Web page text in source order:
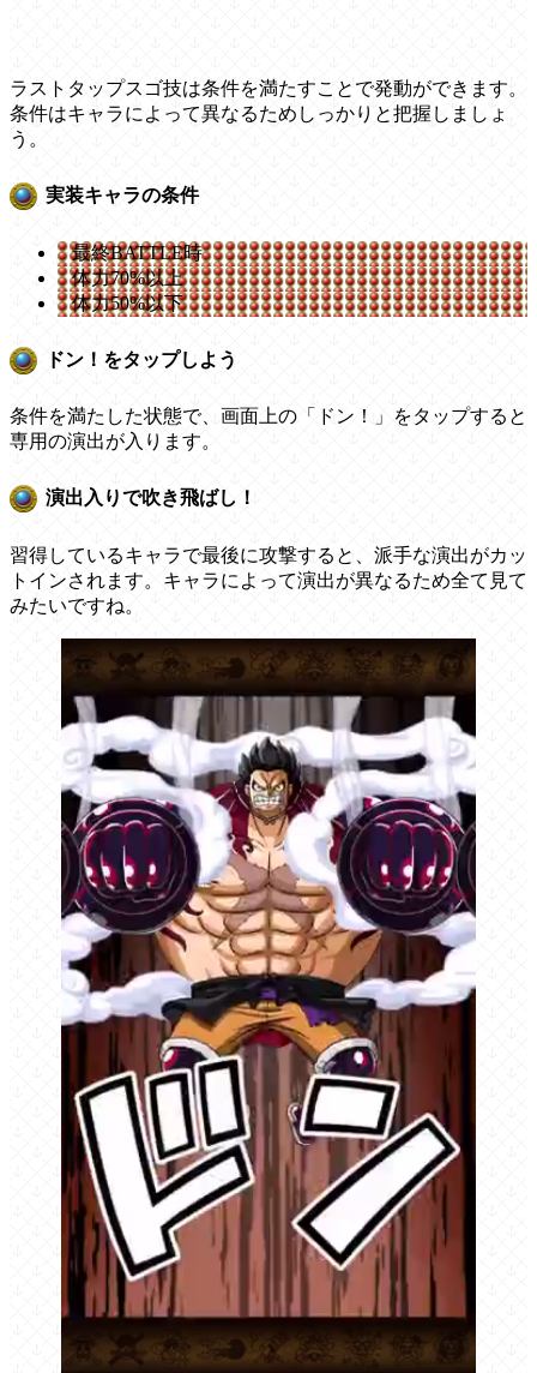
ラストタップスゴ技は条件を満たすことで発動ができます。
条件はキャラによって異なるためしっかりと把握しましょ
う。
実装キャラの条件
最終BATTLE時
体力70%以上
体力50%以下
ドン！をタップしよう
条件を満たした状態で、画面上の「ドン！」をタップすると
専用の演出が入ります。
演出入りで吹き飛ばし！
習得しているキャラで最後に攻撃すると、派手な演出がカッ
トインされます。キャラによって演出が異なるため全て見て
みたいですね。